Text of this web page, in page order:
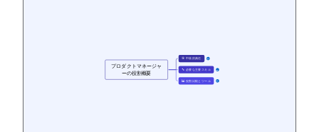
🎯 中核的責任 15
🔧 必要な主要スキル
📊 役割比較とツール 14
プロダクトマネージャ
ーの役割概要